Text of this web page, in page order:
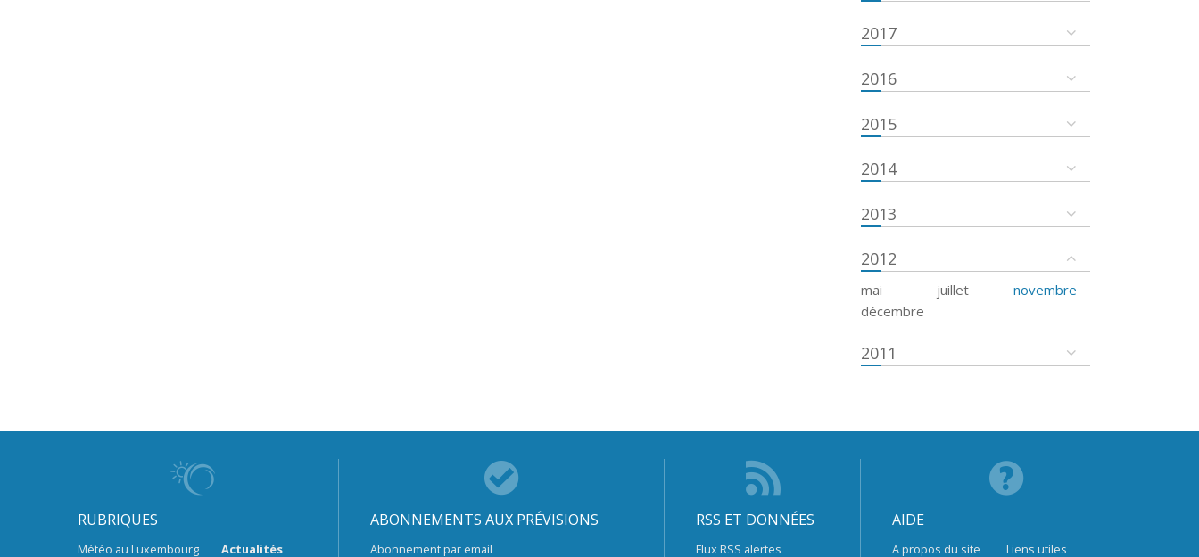
2017
2016
2015
2014
2013
2012
mai juillet
novembre
décembre
2011
RUBRIQUES
Météo au Luxembourg Actualités
ABONNEMENTS AUX PRÉVISIONS
Abonnement par email
RSS ET DONNÉES
Flux RSS alertes
AIDE
A propos du site Liens utiles